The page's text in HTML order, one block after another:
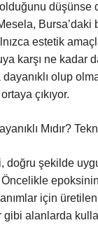
düşünse
Bursa’daki
estetik
karşı ne kadar
olup
çıkıyor.
Mıdır?
doğru şekilde
Öncelikle
için
gibi alanlarda